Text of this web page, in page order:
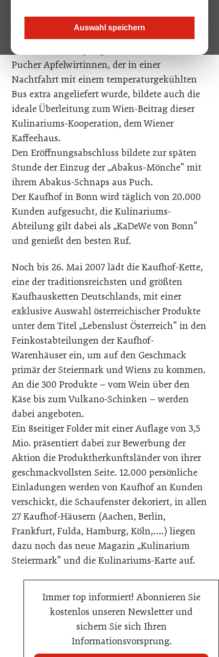
Auswahl speichern
Dreimäderlhaus unterhalten wurden.
Der 40 Meter lange Apfelstrudel von den
Pucher Apfelwirtinnen, der in einer
Nachtfahrt mit einem temperaturgekühlten
Bus extra angeliefert wurde, bildete auch die
ideale Überleitung zum Wien-Beitrag dieser
Kulinariums-Kooperation, dem Wiener
Kaffeehaus.
Den Eröffnungsabschluss bildete zur späten
Stunde der Einzug der „Abakus-Mönche“ mit
ihrem Abakus-Schnaps aus Puch.
Der Kaufhof in Bonn wird täglich von 20.000
Kunden aufgesucht, die Kulinariums-
Abteilung gilt dabei als „KaDeWe von Bonn“
und genießt den besten Ruf.
Noch bis 26. Mai 2007 lädt die Kaufhof-Kette,
eine der traditionsreichsten und größten
Kaufhausketten Deutschlands, mit einer
exklusive Auswahl österreichischer Produkte
unter dem Titel „Lebenslust Österreich“ in den
Feinkostabteilungen der Kaufhof-
Warenhäuser ein, um auf den Geschmack
primär der Steiermark und Wiens zu kommen.
An die 300 Produkte – vom Wein über den
Käse bis zum Vulkano-Schinken – werden
dabei angeboten.
Ein 8seitiger Folder mit einer Auflage von 3,5
Mio. präsentiert dabei zur Bewerbung der
Aktion die Produktherkunftsländer von ihrer
geschmackvollsten Seite. 12.000 persönliche
Einladungen werden von Kaufhof an Kunden
verschickt, die Schaufenster dekoriert, in allen
27 Kaufhof-Häusern (Aachen, Berlin,
Frankfurt, Fulda, Hamburg, Köln,….) liegen
dazu noch das neue Magazin „Kulinarium
Steiermark“ und die Kulinariums-Karte auf.
Immer top informiert! Abonnieren Sie
kostenlos unseren Newsletter und
sichern Sie sich Ihren
Informationsvorsprung.